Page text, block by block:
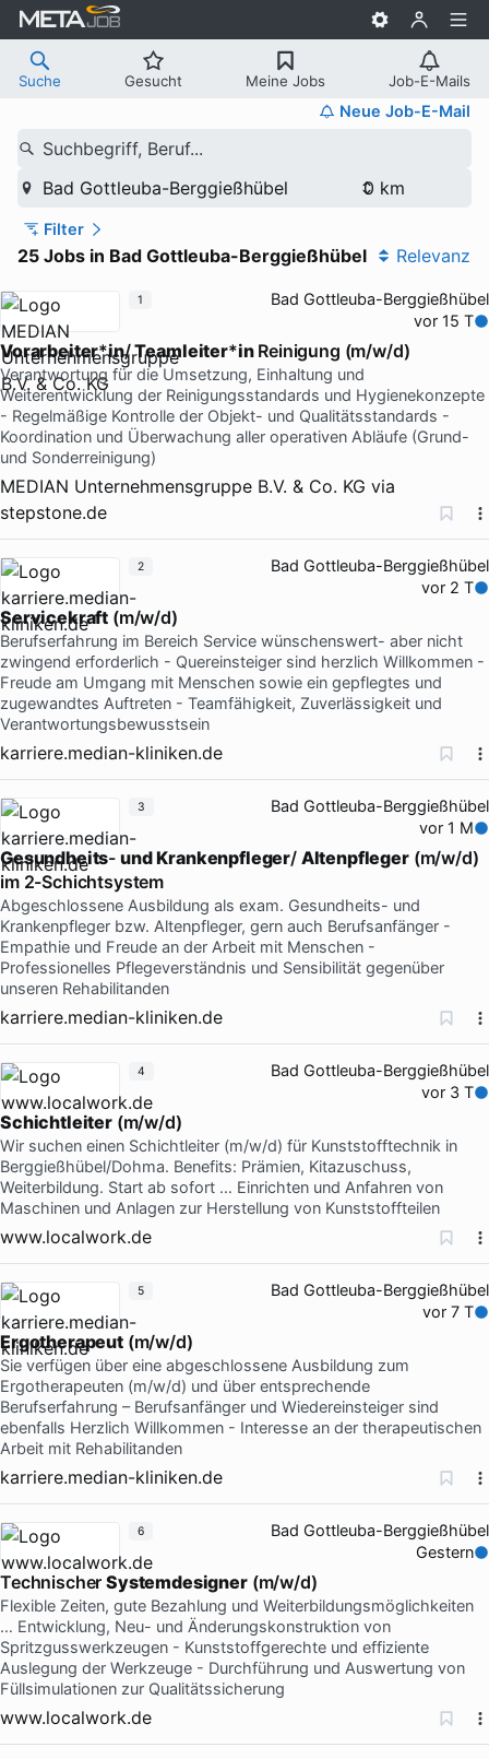
Suche Gesucht Meine Jobs Job-E-Mails
Neue Job-E-Mail
Suchbegriff, Beruf...
Bad Gottleuba-Berggießhübel
Filter
25 Jobs in Bad Gottleuba-Berggießhübel Relevanz
Bad Gottleuba-Berggießhübel
vor 15 T
Vorarbeiter*in/Teamleiter*inReinigung (m/w/d)
Verantwortung für die Umsetzung, Einhaltung und
Weiterentwicklung der Reinigungsstandards und Hygienekonzepte
- Regelmäßige Kontrolle der Objekt- und Qualitätsstandards -
Koordination und Überwachung aller operativen Abläufe (Grund-
und Sonderreinigung)
MEDIAN Unternehmensgruppe B.V. & Co. KG via
stepstone.de
1
Bad Gottleuba-Berggießhübel
vor 2 T
Servicekraft (m/w/d)
Berufserfahrung im Bereich Service wünschenswert- aber nicht
zwingend erforderlich - Quereinsteiger sind herzlich Willkommen -
Freude am Umgang mit Menschen sowie ein gepflegtes und
zugewandtes Auftreten - Teamfähigkeit, Zuverlässigkeit und
Verantwortungsbewusstsein
karriere.median-kliniken.de
2
Bad Gottleuba-Berggießhübel
vor 1 M
Gesundheits- undKrankenpfleger/ Altenpfleger(m/w/d)
im 2-Schichtsystem
Abgeschlossene Ausbildung als exam. Gesundheits- und
Krankenpfleger bzw. Altenpfleger, gern auch Berufsanfänger -
Empathie und Freude an der Arbeit mit Menschen -
Professionelles Pflegeverständnis und Sensibilität gegenüber
unseren Rehabilitanden
karriere.median-kliniken.de
3
Bad Gottleuba-Berggießhübel
vor 3 T
Schichtleiter(m/w/d)
Wir suchen einen Schichtleiter (m/w/d) für Kunststofftechnik in
Berggießhübel/Dohma. Benefits: Prämien, Kitazuschuss,
Weiterbildung. Start ab sofort … Einrichten und Anfahren von
Maschinen und Anlagen zur Herstellung von Kunststoffteilen
www.localwork.de
4
Bad Gottleuba-Berggießhübel
vor 7 T
Ergotherapeut(m/w/d)
Sie verfügen über eine abgeschlossene Ausbildung zum
Ergotherapeuten (m/w/d) und über entsprechende
Berufserfahrung – Berufsanfänger und Wiedereinsteiger sind
ebenfalls Herzlich Willkommen - Interesse an der therapeutischen
Arbeit mit Rehabilitanden
karriere.median-kliniken.de
5
Bad Gottleuba-Berggießhübel
Gestern
TechnischerSystemdesigner(m/w/d)
Flexible Zeiten, gute Bezahlung und Weiterbildungsmöglichkeiten
… Entwicklung, Neu- und Änderungskonstruktion von
Spritzgusswerkzeugen - Kunststoffgerechte und effiziente
Auslegung der Werkzeuge - Durchführung und Auswertung von
Füllsimulationen zur Qualitätssicherung
www.localwork.de
6